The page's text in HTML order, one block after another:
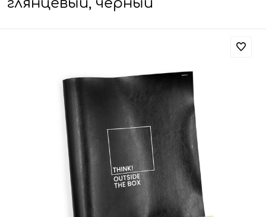
глянцевый, черный